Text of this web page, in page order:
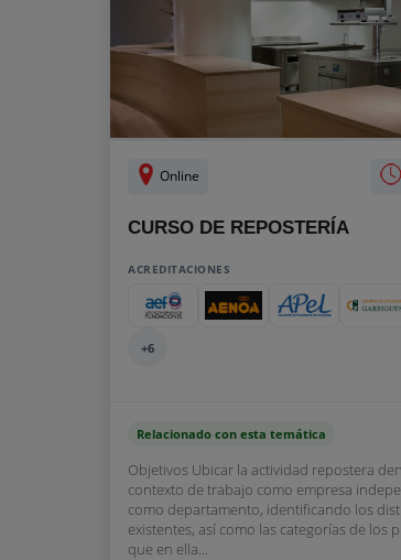
Online
CURSO DE REPOSTERÍA
ACREDITACIONES
+6
Relacionado con esta temática
Objetivos Ubicar la actividad repostera
contexto de trabajo como empresa
como departamento, identificando los
existentes, así como las categorías de los
que en ella...